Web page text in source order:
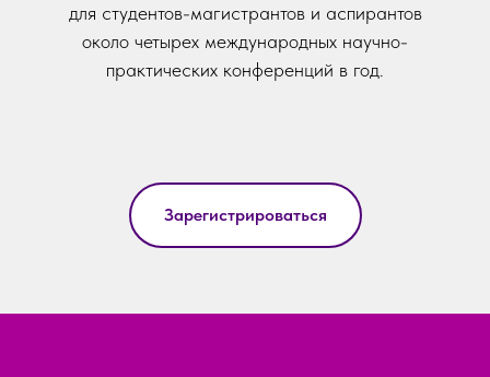
для студентов-магистрантов и аспирантов
около четырех международных научно-
практических конференций в год.
Зарегистрироваться